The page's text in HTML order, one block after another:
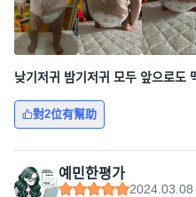
낮기저귀 밤기저귀 모두 앞으로도
對2位有幫助
예민한평가
2024.03.08